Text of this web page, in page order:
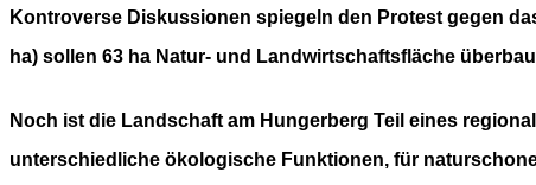
Kontroverse Diskussionen spiegeln den Protest gegen
ha) sollen 63 ha Natur- und Landwirtschaftsfläche
Noch ist die Landschaft am Hungerberg Teil eines
unterschiedliche ökologische Funktionen, für